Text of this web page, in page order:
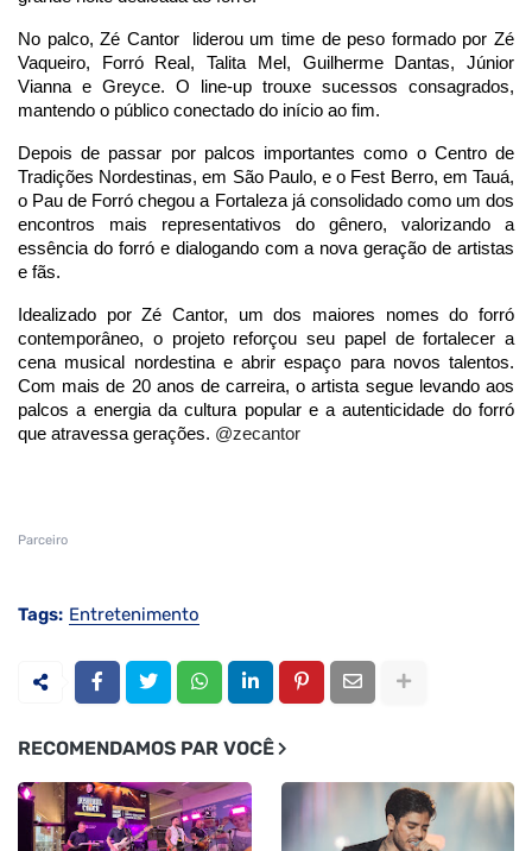
No palco, Zé Cantor liderou um time de peso formado por Zé
Vaqueiro, Forró Real, Talita Mel, Guilherme Dantas, Júnior
Vianna e Greyce. O line-up trouxe sucessos consagrados,
mantendo o público conectado do início ao fim.
Depois de passar por palcos importantes como o Centro de
Tradições Nordestinas, em São Paulo, e o Fest Berro, em Tauá,
o Pau de Forró chegou a Fortaleza já consolidado como um dos
encontros mais representativos do gênero, valorizando a
essência do forró e dialogando com a nova geração de artistas
e fãs.
Idealizado por Zé Cantor, um dos maiores nomes do forró
contemporâneo, o projeto reforçou seu papel de fortalecer a
cena musical nordestina e abrir espaço para novos talentos.
Com mais de 20 anos de carreira, o artista segue levando aos
palcos a energia da cultura popular e a autenticidade do forró
que atravessa gerações. @zecantor
Parceiro
Tags: Entretenimento
RECOMENDAMOS PAR VOCÊ